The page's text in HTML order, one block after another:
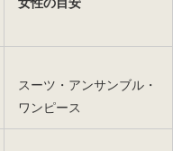
スーツ・アンサンブル・
ワンピース